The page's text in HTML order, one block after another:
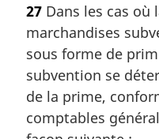
27 Dans les cas où
marchandises
sous forme de
subvention se
de la prime,
comptables